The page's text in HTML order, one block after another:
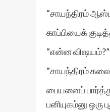
”சாயந்திரம்
காப்பியைக்
”என்ன விஷயம்?”
”சாயந்திரம்
பையனைப்
பனியுகம்னு ஒரு